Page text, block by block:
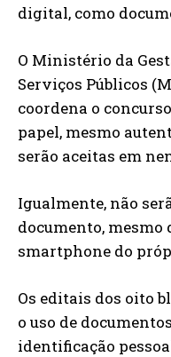
digital, como
O Ministério da
Serviços Públicos
coordena o
papel, mesmo
serão aceitas em
Igualmente, não
documento, mesmo
smartphone do
Os editais dos oito
o uso de
identificação